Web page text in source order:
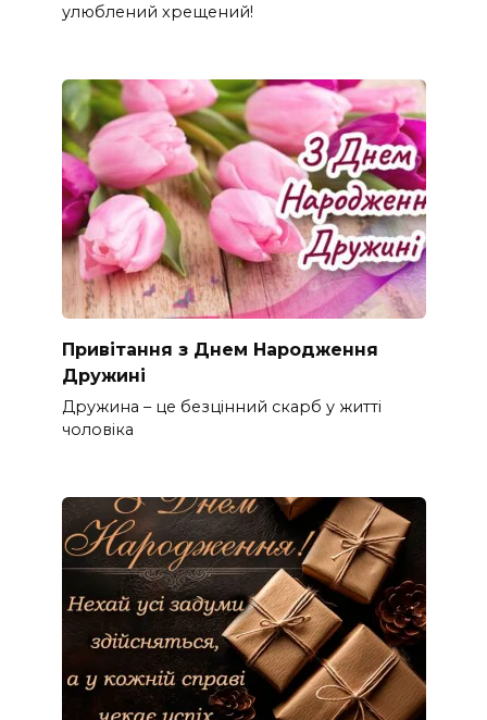
улюблений хрещений!
Привітання з Днем Народження
Дружині
Дружина – це безцінний скарб у житті
чоловіка